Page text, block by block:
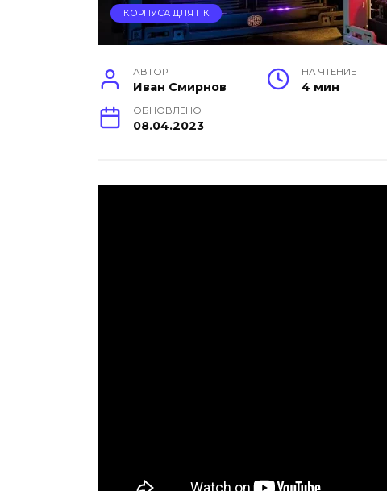
КОРПУСА ДЛЯ ПК
АВТОР
Иван Смирнов
НА ЧТЕНИЕ
4 мин
ОБНОВЛЕНО
08.04.2023